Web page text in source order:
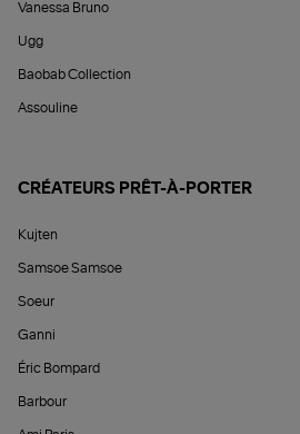
Vanessa Bruno
Ugg
Baobab Collection
Assouline
CRÉATEURS PRÊT-À-PORTER
Kujten
Samsoe Samsoe
Soeur
Ganni
Éric Bompard
Barbour